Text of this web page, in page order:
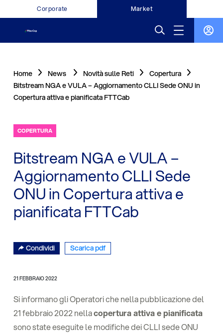
Corporate Market
Home News Novità sulle Reti
Copertura
Bitstream NGA e VULA – Aggiornamento CLLI Sede ONU in
Copertura attiva e pianificata FTTCab
COPERTURA
Bitstream NGA e VULA –
Aggiornamento CLLI Sede
ONU in Copertura attiva e
pianificata FTTCab
Condividi Scarica pdf
21 FEBBRAIO 2022
Si informano gli Operatori che nella pubblicazione del
21 febbraio 2022 nellacopertura attiva e pianificata
sono state eseguite le modifiche dei CLLI sede ONU